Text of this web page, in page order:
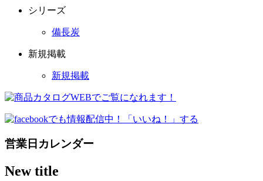
シリーズ
備長炭
新規掲載
新規掲載
営業日カレンダー
New title